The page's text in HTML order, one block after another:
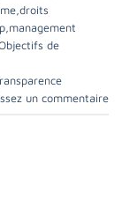
droits
management
de
un commentaire